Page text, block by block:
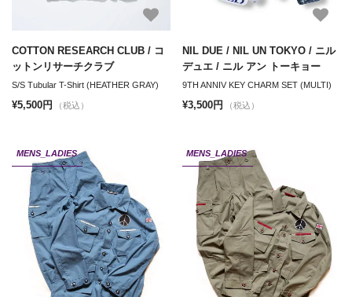
COTTON RESEARCH CLUB / コ
ットンリサーチクラブ
S/S Tubular T-Shirt (HEATHER GRAY)
¥5,500円 （税込）
NIL DUE / NIL UN TOKYO / ニル
デュエ / ニル アン トーキョー
9TH ANNIV KEY CHARM SET (MULTI)
¥3,500円 （税込）
MENS_LADIES MENS_LADIES